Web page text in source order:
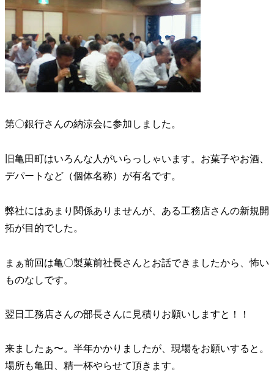
第〇銀行さんの納涼会に参加しました。
旧亀田町はいろんな人がいらっしゃいます。お菓子やお酒、
デパートなど（個体名称）が有名です。
弊社にはあまり関係ありませんが、ある工務店さんの新規開
拓が目的でした。
まぁ前回は亀〇製菓前社長さんとお話できましたから、怖い
ものなしです。
翌日工務店さんの部長さんに見積りお願いしますと！！
来ましたぁ〜。半年かかりましたが、現場をお願いすると。
場所も亀田、精一杯やらせて頂きます。